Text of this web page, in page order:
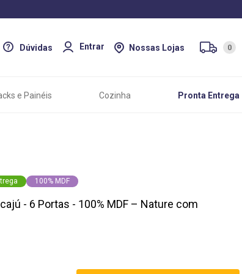
Dúvidas Entrar Nossas Lojas 0
e Painéis Cozinha Pronta Entrega
100% MDF
- 6 Portas - 100% MDF – Nature com